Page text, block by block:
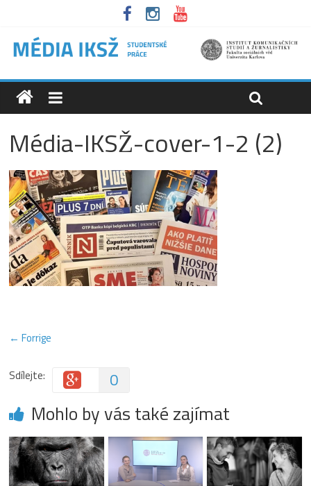
Média-IKSŽ-cover-1-2 (2)
← Forrige
Sdílejte: 0
Mohlo by vás také zajímat